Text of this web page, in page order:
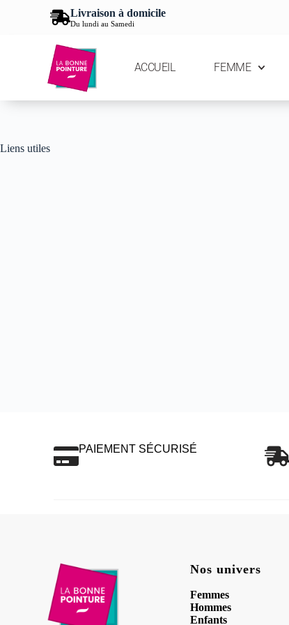
Livraison à domicile
Du lundi au Samedi
ACCUEIL FEMME
Liens utiles
PAIEMENT SÉCURISÉ
Nos univers
Femmes
Hommes
Enfants